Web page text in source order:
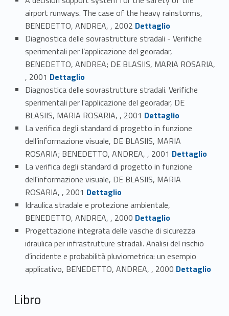
airport runways. The case of the heavy rainstorms,
BENEDETTO, ANDREA, , 2002 Link identifier #identifier_person_134752-85
Dettaglio
Diagnostica delle sovrastrutture stradali - Verifiche
sperimentali per l’applicazione del georadar,
BENEDETTO, ANDREA; DE BLASIIS, MARIA ROSARIA,
, 2001 Link identifier #identifier_person_136911-86
Dettaglio
Diagnostica delle sovrastrutture stradali. Verifiche
sperimentali per l'applicazione del georadar, DE
BLASIIS, MARIA ROSARIA, , 2001Link identifier #identifier_person_122523-87Dettaglio
La verifica degli standard di progetto in funzione
dell’informazione visuale, DE BLASIIS, MARIA
ROSARIA; BENEDETTO, ANDREA, , 2001 Link identifier #identifier_person_110197-88
Dettaglio
La verifica degli standard di progetto in funzione
dell'informazione visuale, DE BLASIIS, MARIA
ROSARIA, , 2001 Link identifier #identifier_person_28281-89
Dettaglio
Idraulica stradale e protezione ambientale,
BENEDETTO, ANDREA, , 2000 Link identifier #identifier_person_157411-90
Dettaglio
Progettazione integrata delle vasche di sicurezza
idraulica per infrastrutture stradali. Analisi del rischio
d’incidente e probabilità pluviometrica: un esempio
applicativo, BENEDETTO, ANDREA, , 2000 Link identifier #identifier_person_12630-91
Dettaglio
Libro